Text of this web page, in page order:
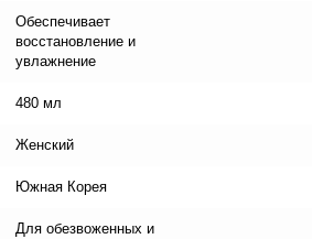
Обеспечивает
восстановление и
увлажнение
480 мл
Женский
Южная Корея
Для обезвоженных и